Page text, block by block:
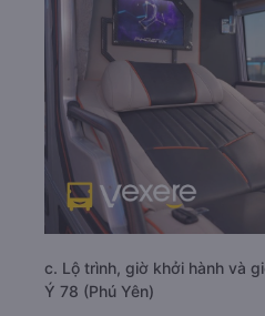
c. Lộ trình, giờ khởi hành và
Ý 78 (Phú Yên)